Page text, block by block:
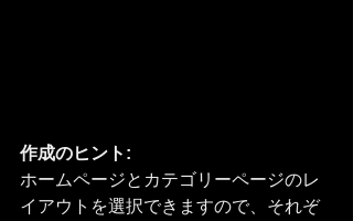
作成のヒント:
ホームページとカテゴリーページのレ
イアウトを選択できますので、それぞ